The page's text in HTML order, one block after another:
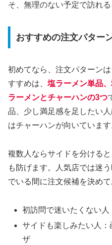
そ、無理のない予定で訪れる
おすすめの注文パター
初めてなら、注文パターン
すすめは、 塩ラーメン単品
ラーメンとチャーハンの3つ
品、少し満足感を足したい
はチャーハンが向いています
複数人ならサイドを分ける
も防げます。人気店では迷
でいる間に注文候補を決めて
初訪問で迷いたくない
サイドも楽しみたい人
ザ